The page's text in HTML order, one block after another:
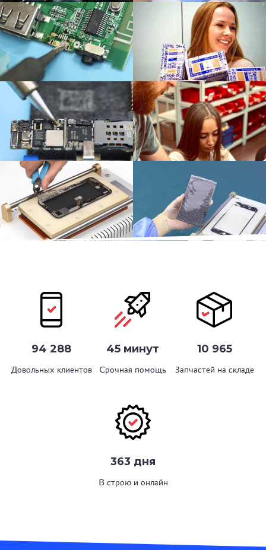
94 288
Довольных клиентов
45 минут
Срочная помощь
10 965
Запчастей на складе
363 дня
В строю и онлайн